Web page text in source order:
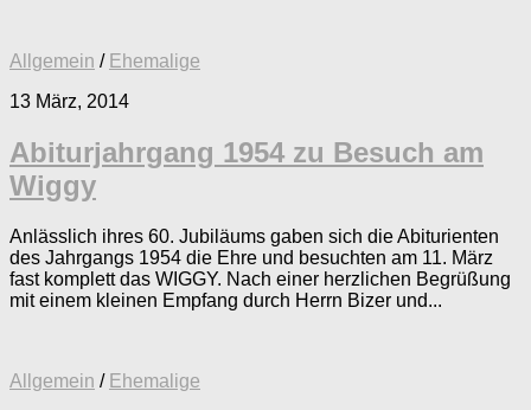
Allgemein / Ehemalige
13 März, 2014
Abiturjahrgang 1954 zu Besuch am
Wiggy
Anlässlich ihres 60. Jubiläums gaben sich die Abiturienten
des Jahrgangs 1954 die Ehre und besuchten am 11. März
fast komplett das WIGGY. Nach einer herzlichen Begrüßung
mit einem kleinen Empfang durch Herrn Bizer und...
Allgemein / Ehemalige